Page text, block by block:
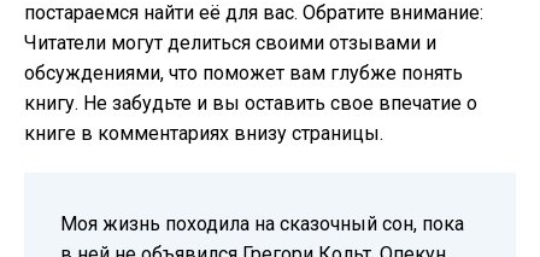
постараемся найти её для вас. Обратите внимание:
Читатели могут делиться своими отзывами и
обсуждениями, что поможет вам глубже понять
книгу. Не забудьте и вы оставить свое впечатие о
книге в комментариях внизу страницы.
Моя жизнь походила на сказочный сон, пока